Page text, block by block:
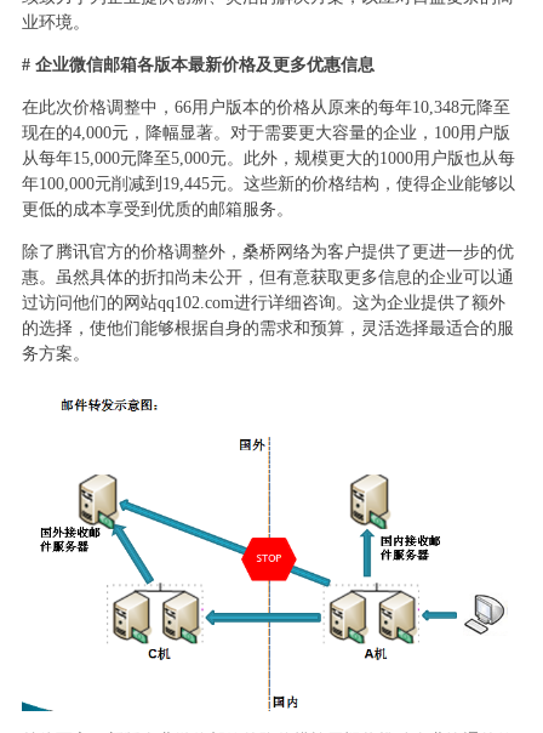
业环境。
# 企业微信邮箱各版本最新价格及更多优惠信息
在此次价格调整中，66用户版本的价格从原来的每年10,348元降至
现在的4,000元，降幅显著。对于需要更大容量的企业，100用户版
从每年15,000元降至5,000元。此外，规模更大的1000用户版也从每
年100,000元削减到19,445元。这些新的价格结构，使得企业能够以
更低的成本享受到优质的邮箱服务。
除了腾讯官方的价格调整外，桑桥网络为客户提供了更进一步的优
惠。虽然具体的折扣尚未公开，但有意获取更多信息的企业可以通
过访问他们的网站qq102.com进行详细咨询。这为企业提供了额外
的选择，使他们能够根据自身的需求和预算，灵活选择最适合的服
务方案。